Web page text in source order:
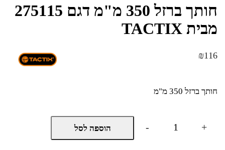
חותך ברזל 350 מ"מ דגם 275115
מבית TACTIX
₪116
חותך ברזל 350 מ"מ
-
כמות
חותך
+ הוספה לסל